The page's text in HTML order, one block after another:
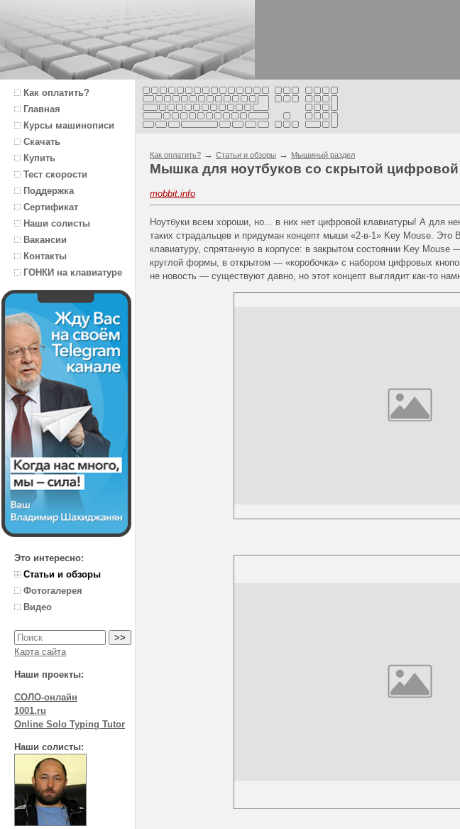
Как оплатить?
Главная
Курсы машинописи
Скачать
Купить
Тест скорости
Поддержка
Сертификат
Наши солисты
Вакансии
Контакты
ГОНКИ на клавиатуре
Это интересно:
Статьи и обзоры
Фотогалерея
Видео
Карта сайта
Наши проекты:
СОЛО-онлайн
1001.ru
Online Solo Typing Tutor
Наши солисты:
Как оплатить? → Статьи и обзоры → Мышиный раздел
Мышка для ноутбуков со скрытой цифровой
mobbit.info
Ноутбуки всем хороши, но... в них нет цифровой клавиатуры! А для
таких страдальцев и придуман концепт мыши «2-в-1» Key Mouse. Это
клавиатуру, спрятанную в корпусе: в закрытом состоянии Key
круглой формы, в открытом — «коробочка» с набором цифровых
не новость — существуют давно, но этот концепт выглядит как-то